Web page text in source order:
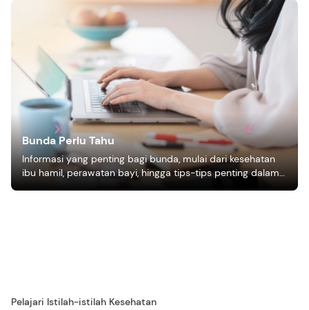
Bunda Perlu Tahu
Informasi yang penting bagi bunda, mulai dari kesehatan
ibu hamil, perawatan bayi, hingga tips-tips penting dalam
mengasuh anak
Pelajari Istilah-istilah Kesehatan